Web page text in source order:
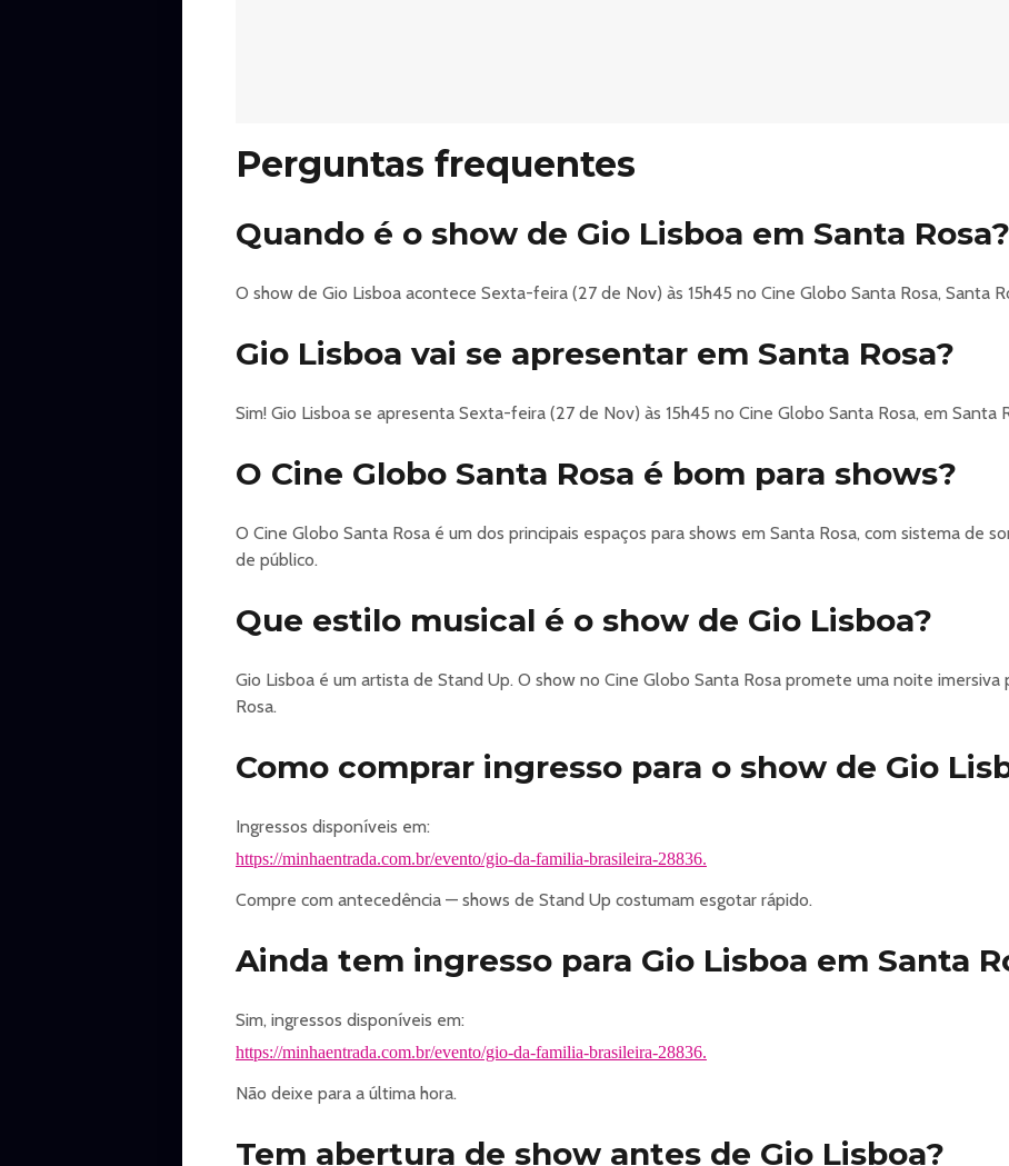
https://minhaentrada.com.br/evento/gio-da-familia-brasileira-28836
Perguntas frequentes
Quando é o show de Gio Lisboa em Santa Rosa?
O show de Gio Lisboa acontece Sexta-feira (27 de Nov) às 15h45 no Cine Globo Santa Rosa, Santa
Gio Lisboa vai se apresentar em Santa Rosa?
Sim! Gio Lisboa se apresenta Sexta-feira (27 de Nov) às 15h45 no Cine Globo Santa Rosa, em Santa
O Cine Globo Santa Rosa é bom para shows?
O Cine Globo Santa Rosa é um dos principais espaços para shows em Santa Rosa, com sistema de
de público.
Que estilo musical é o show de Gio Lisboa?
Gio Lisboa é um artista de Stand Up. O show no Cine Globo Santa Rosa promete uma noite
Rosa.
Como comprar ingresso para o show de Gio
Ingressos disponíveis em:
https://minhaentrada.com.br/evento/gio-da-familia-brasileira-28836.
Compre com antecedência — shows de Stand Up costumam esgotar rápido.
Ainda tem ingresso para Gio Lisboa em Santa
Sim, ingressos disponíveis em:
https://minhaentrada.com.br/evento/gio-da-familia-brasileira-28836.
Não deixe para a última hora.
Tem abertura de show antes de Gio Lisboa?